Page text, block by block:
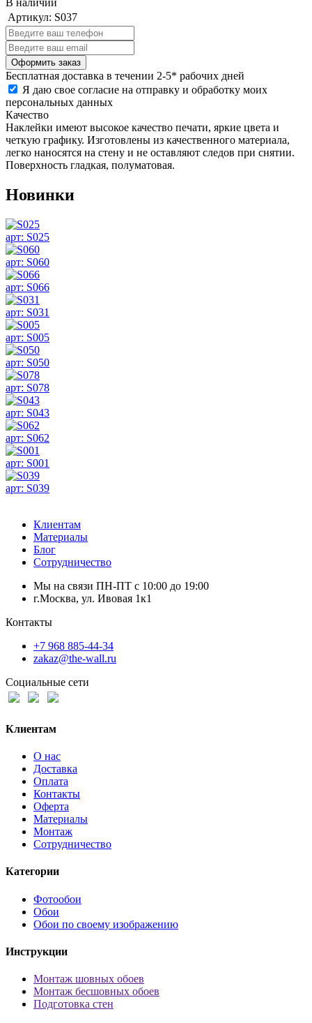
Артикул: S037
Бесплатная доставка в течении 2-5* рабочих дней
Я даю свое согласие на отправку и обработку моих
персональных данных
Качество
Наклейки имеют высокое качество печати, яркие цвета и
четкую графику. Изготовлены из качественного материала,
легко наносятся на стену и не оставляют следов при снятии.
Поверхность гладкая, полуматовая.
Новинки
арт: S025
арт: S060
арт: S066
арт: S031
арт: S005
арт: S050
арт: S078
арт: S043
арт: S062
арт: S001
арт: S039
Клиентам
Материалы
Блог
Сотрудничество
Мы на связи ПН-ПТ с 10:00 до 19:00
г.Москва, ул. Ивовая 1к1
Контакты
+7 968 885-44-34
zakaz@the-wall.ru
Социальные сети
Клиентам
О нас
Доставка
Оплата
Контакты
Оферта
Материалы
Монтаж
Сотрудничество
Категории
Фотообои
Обои
Обои по своему изображению
Инструкции
Монтаж шовных обоев
Монтаж бесшовных обоев
Подготовка стен